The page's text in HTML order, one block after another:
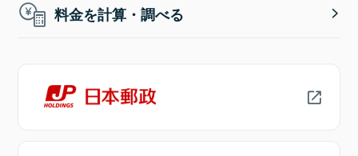
料金を計算・調べる